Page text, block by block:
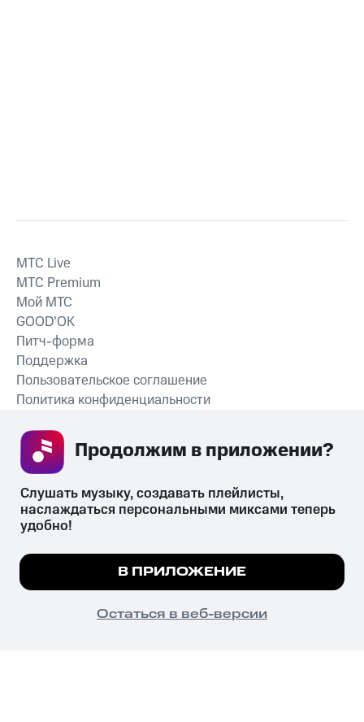
СКАЧАТЬ ПРИЛОЖЕНИЕ
MTС Live
MTС Premium
Мой МТС
GOOD’OK
Питч-форма
Поддержка
Пользовательское соглашение
Политика конфиденциальности
психотропных веществ, их аналогов причиняет вред здоровью,
их незаконный оборот запрещён и влечёт установленную
законодательством ответственность.
© 2026 ООО «КИОН».
Все права защищены
Мы используем куки, чтобы на сайте все
Подробнее
ПОНЯТНО
Слушать музыку, создавать плейлисты,
наслаждаться персональными миксами теперь
удобно!
В ПРИЛОЖЕНИЕ
Остаться в веб-версии